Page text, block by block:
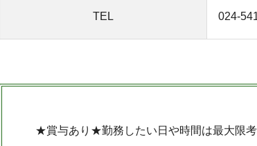
TEL 024-
★賞与あり★勤務したい日や時間は最大限